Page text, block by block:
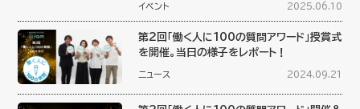
イベント 2025.06.10
第2回「働く人に100の質問アワード」授賞式
を開催。当日の様子をレポート！
ニュース 2024.09.21